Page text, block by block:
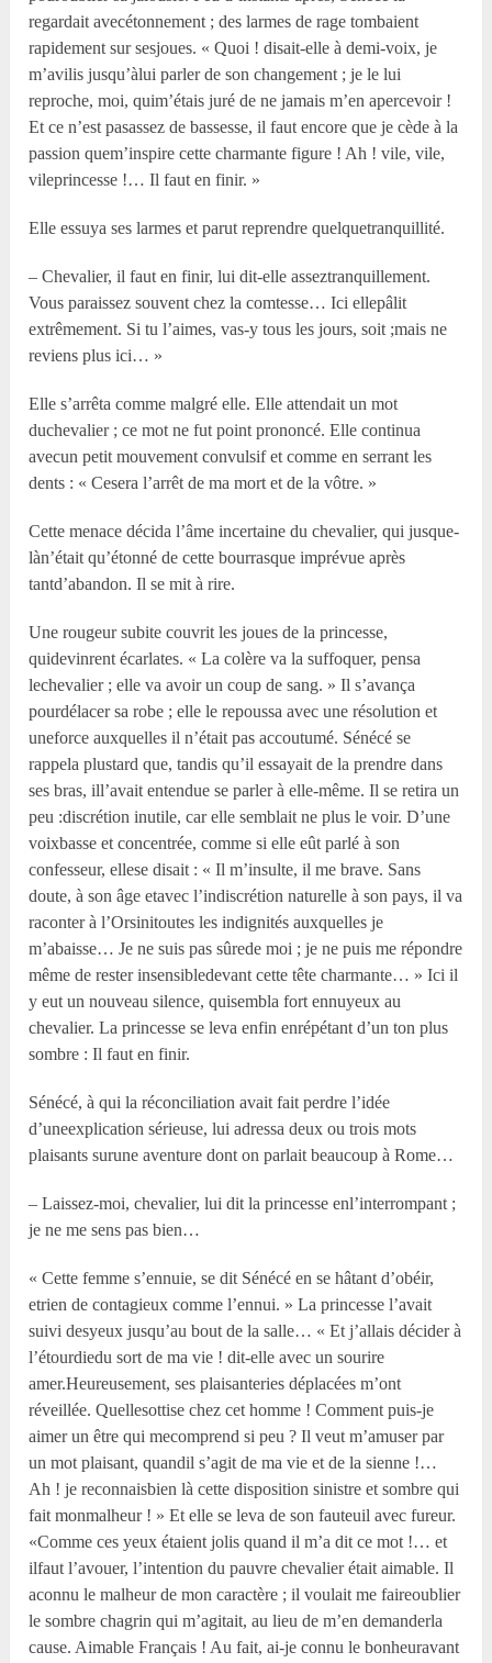
regardait avecétonnement ; des larmes de rage tombaient
rapidement sur sesjoues. « Quoi ! disait-elle à demi-voix, je
m’avilis jusqu’àlui parler de son changement ; je le lui
reproche, moi, quim’étais juré de ne jamais m’en apercevoir !
Et ce n’est pasassez de bassesse, il faut encore que je cède à la
passion quem’inspire cette charmante figure ! Ah ! vile, vile,
vileprincesse !… Il faut en finir. »
Elle essuya ses larmes et parut reprendre quelquetranquillité.
– Chevalier, il faut en finir, lui dit-elle asseztranquillement.
Vous paraissez souvent chez la comtesse… Ici ellepâlit
extrêmement. Si tu l’aimes, vas-y tous les jours, soit ;mais ne
reviens plus ici… »
Elle s’arrêta comme malgré elle. Elle attendait un mot
duchevalier ; ce mot ne fut point prononcé. Elle continua
avecun petit mouvement convulsif et comme en serrant les
dents : « Cesera l’arrêt de ma mort et de la vôtre. »
Cette menace décida l’âme incertaine du chevalier, qui jusque-
làn’était qu’étonné de cette bourrasque imprévue après
tantd’abandon. Il se mit à rire.
Une rougeur subite couvrit les joues de la princesse,
quidevinrent écarlates. « La colère va la suffoquer, pensa
lechevalier ; elle va avoir un coup de sang. » Il s’avança
pourdélacer sa robe ; elle le repoussa avec une résolution et
uneforce auxquelles il n’était pas accoutumé. Sénécé se
rappela plustard que, tandis qu’il essayait de la prendre dans
ses bras, ill’avait entendue se parler à elle-même. Il se retira un
peu :discrétion inutile, car elle semblait ne plus le voir. D’une
voixbasse et concentrée, comme si elle eût parlé à son
confesseur, ellese disait : « Il m’insulte, il me brave. Sans
doute, à son âge etavec l’indiscrétion naturelle à son pays, il va
raconter à l’Orsinitoutes les indignités auxquelles je
m’abaisse… Je ne suis pas sûrede moi ; je ne puis me répondre
même de rester insensibledevant cette tête charmante… » Ici il
y eut un nouveau silence, quisembla fort ennuyeux au
chevalier. La princesse se leva enfin enrépétant d’un ton plus
sombre : Il faut en finir.
Sénécé, à qui la réconciliation avait fait perdre l’idée
d’uneexplication sérieuse, lui adressa deux ou trois mots
plaisants surune aventure dont on parlait beaucoup à Rome…
– Laissez-moi, chevalier, lui dit la princesse enl’interrompant ;
je ne me sens pas bien…
« Cette femme s’ennuie, se dit Sénécé en se hâtant d’obéir,
etrien de contagieux comme l’ennui. » La princesse l’avait
suivi desyeux jusqu’au bout de la salle… « Et j’allais décider à
l’étourdiedu sort de ma vie ! dit-elle avec un sourire
amer.Heureusement, ses plaisanteries déplacées m’ont
réveillée. Quellesottise chez cet homme ! Comment puis-je
aimer un être qui mecomprend si peu ? Il veut m’amuser par
un mot plaisant, quandil s’agit de ma vie et de la sienne !…
Ah ! je reconnaisbien là cette disposition sinistre et sombre qui
fait monmalheur ! » Et elle se leva de son fauteuil avec fureur.
«Comme ces yeux étaient jolis quand il m’a dit ce mot !… et
ilfaut l’avouer, l’intention du pauvre chevalier était aimable. Il
aconnu le malheur de mon caractère ; il voulait me faireoublier
le sombre chagrin qui m’agitait, au lieu de m’en demanderla
cause. Aimable Français ! Au fait, ai-je connu le bonheuravant